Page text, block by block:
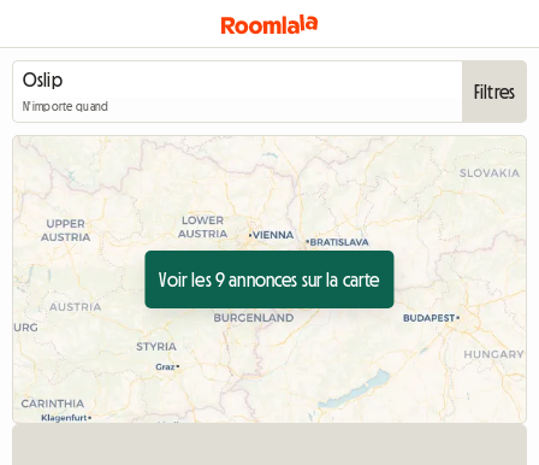
N'importe quand
Filtres
Voir les 9 annonces sur la carte